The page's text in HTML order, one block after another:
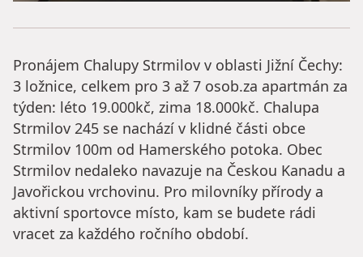
Pronájem Chalupy Strmilov v oblasti Jižní Čechy:
3 ložnice, celkem pro 3 až 7 osob.za apartmán za
týden: léto 19.000kč, zima 18.000kč. Chalupa
Strmilov 245 se nachází v klidné části obce
Strmilov 100m od Hamerského potoka. Obec
Strmilov nedaleko navazuje na Českou Kanadu a
Javořickou vrchovinu. Pro milovníky přírody a
aktivní sportovce místo, kam se budete rádi
vracet za každého ročního období.